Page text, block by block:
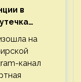
в
на
канал